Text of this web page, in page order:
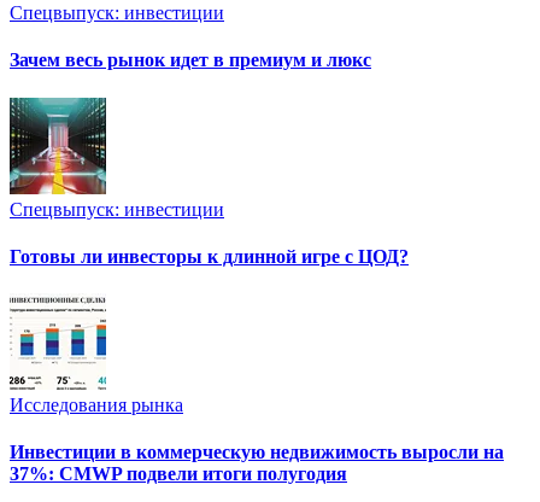
Спецвыпуск: инвестиции
Зачем весь рынок идет в премиум и люкс
Спецвыпуск: инвестиции
Готовы ли инвесторы к длинной игре с ЦОД?
Исследования рынка
Инвестиции в коммерческую недвижимость выросли на
37%: CMWP подвели итоги полугодия